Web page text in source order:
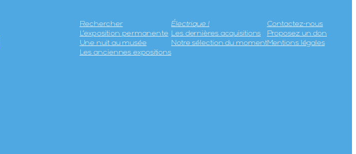
Rechercher
L’exposition permanente
Une nuit au musée
Les anciennes expositions
Électrique !
Les dernières acquisitions
Notre sélection du moment
Contactez-nous
Proposez un don
Mentions légales